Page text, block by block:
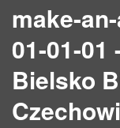
make-
01-01-01
Bielsko